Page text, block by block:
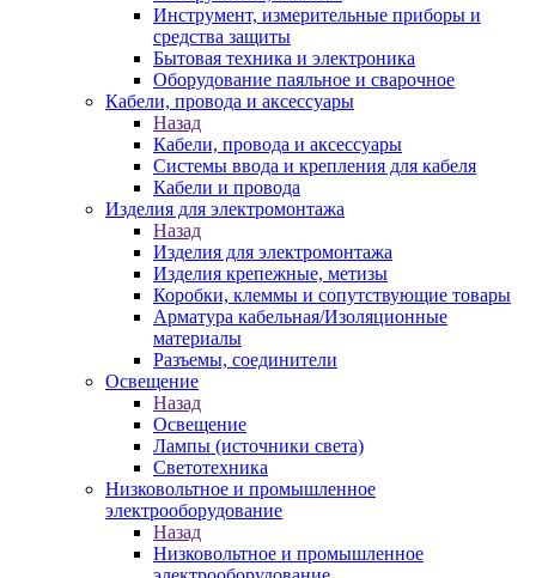
Инструмент, измерительные приборы и
средства защиты
Бытовая техника и электроника
Оборудование паяльное и сварочное
Кабели, провода и аксессуары
Назад
Кабели, провода и аксессуары
Системы ввода и крепления для кабеля
Кабели и провода
Изделия для электромонтажа
Назад
Изделия для электромонтажа
Изделия крепежные, метизы
Коробки, клеммы и сопутствующие товары
Арматура кабельная/Изоляционные
материалы
Разъемы, соединители
Освещение
Назад
Освещение
Лампы (источники света)
Светотехника
Низковольтное и промышленное
электрооборудование
Назад
Низковольтное и промышленное